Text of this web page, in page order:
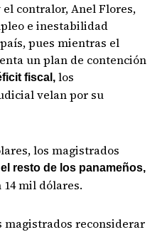
contralor, Anel Flores,
e inestabilidad
pues mientras el
un plan de contención
fiscal, los
velan por su
los magistrados
resto de los panameños,
mil dólares.
magistrados reconsiderar